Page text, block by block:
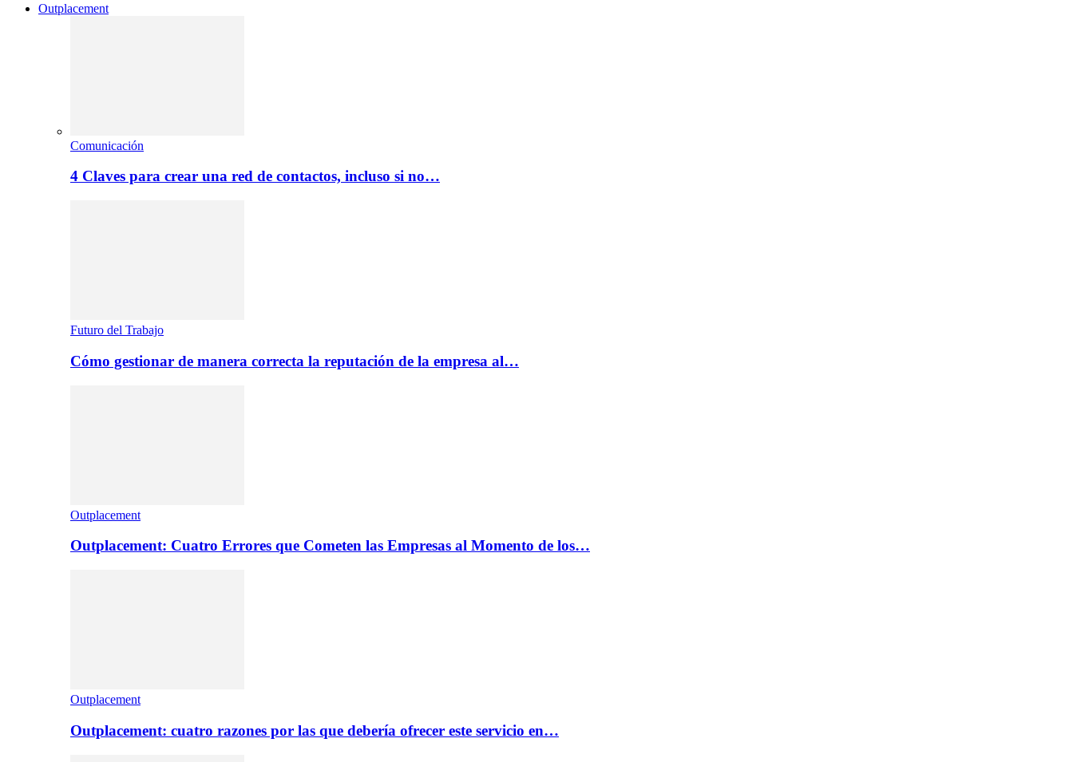
Outplacement
Comunicación
4 Claves para crear una red de contactos, incluso si no…
Futuro del Trabajo
Cómo gestionar de manera correcta la reputación de la empresa al…
Outplacement
Outplacement: Cuatro Errores que Cometen las Empresas al Momento de los…
Outplacement
Outplacement: cuatro razones por las que debería ofrecer este servicio en…